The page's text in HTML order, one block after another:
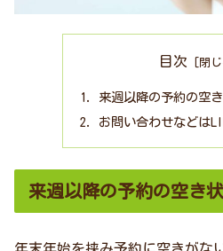
目次
来週以降の予約の空
お問い合わせなどは
来週以降の予約の空き
年末年始を挟み予約に空きがな